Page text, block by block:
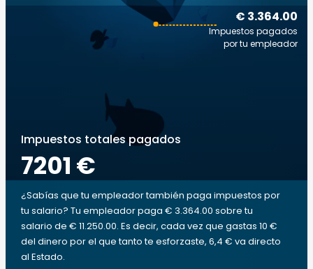
€ 3.364.00
Impuestos pagados
por tu empleador
Impuestos totales pagados
7201 €
¿Sabías que tu empleador también paga impuestos por
tu salario? Tu empleador paga € 3.364.00 sobre tu
salario de € 11.250.00. Es decir, cada vez que gastas 10 €
del dinero por el que tanto te esforzaste, 6,4 € va directo
al Estado.